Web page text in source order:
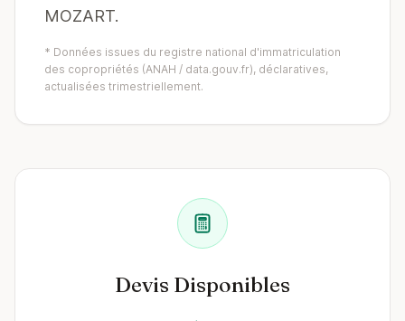
MOZART.
* Données issues du registre national d'immatriculation
des copropriétés (ANAH / data.gouv.fr), déclaratives,
actualisées trimestriellement.
Devis Disponibles